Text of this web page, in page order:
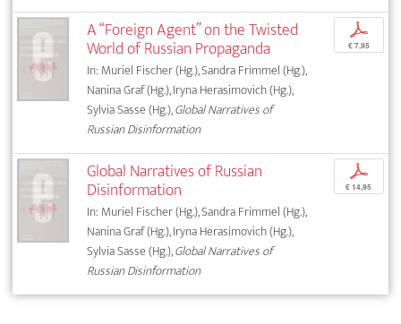
A “Foreign Agent” on the Twisted
World of Russian Propaganda
In: Muriel Fischer (Hg.), Sandra Frimmel (Hg.),
Nanina Graf (Hg.), Iryna Herasimovich (Hg.),
Sylvia Sasse (Hg.),Global Narratives of
Russian Disinformation
p
€ 7,95
Global Narratives of Russian
Disinformation
In: Muriel Fischer (Hg.), Sandra Frimmel (Hg.),
Nanina Graf (Hg.), Iryna Herasimovich (Hg.),
Sylvia Sasse (Hg.),Global Narratives of
Russian Disinformation
p
€ 14,95